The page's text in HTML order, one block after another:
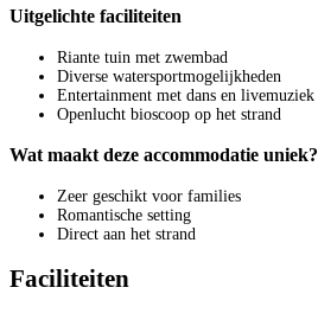
Uitgelichte faciliteiten
Riante tuin met zwembad
Diverse watersportmogelijkheden
Entertainment met dans en livemuziek
Openlucht bioscoop op het strand
Wat maakt deze accommodatie uniek?
Zeer geschikt voor families
Romantische setting
Direct aan het strand
Faciliteiten